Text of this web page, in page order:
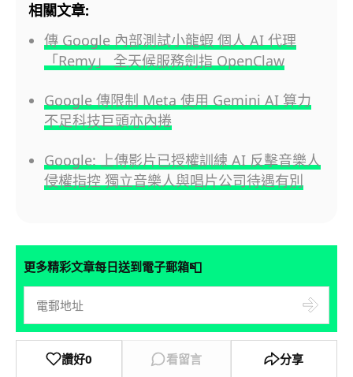
相關文章:
傳 Google 內部測試小龍蝦 個人 AI 代理
「Remy」 全天候服務劍指 OpenClaw
Google 傳限制 Meta 使用 Gemini AI 算力
不足科技巨頭亦內捲
Google: 上傳影片已授權訓練 AI 反擊音樂人
侵權指控 獨立音樂人與唱片公司待遇有別
更多精彩文章每日送到電子郵箱📮
讚好0 看留言 分享